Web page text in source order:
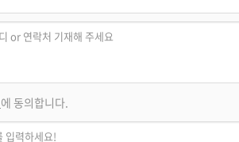
에 동의합니다.